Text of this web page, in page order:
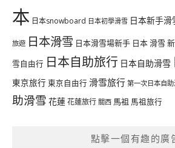
本 日本snowboard 日本初學滑雪 日本新手滑
旅遊 日本滑雪 日本滑雪場新手 日本 滑雪
雪自由行 日本自助旅行 日本自助滑雪
東京旅行 東京自由行 滑雪旅行 第一次日本自
助滑雪 花蓮花蓮旅行 關西 馬祖 馬祖旅行
點擊一個有趣的廣